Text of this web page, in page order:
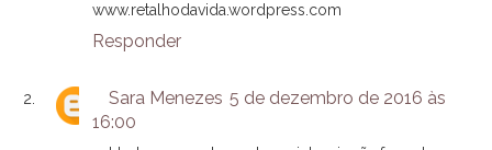
www.retalhodavida.wordpress.com
Responder
Sara Menezes 5 de dezembro de 2016 às
16:00